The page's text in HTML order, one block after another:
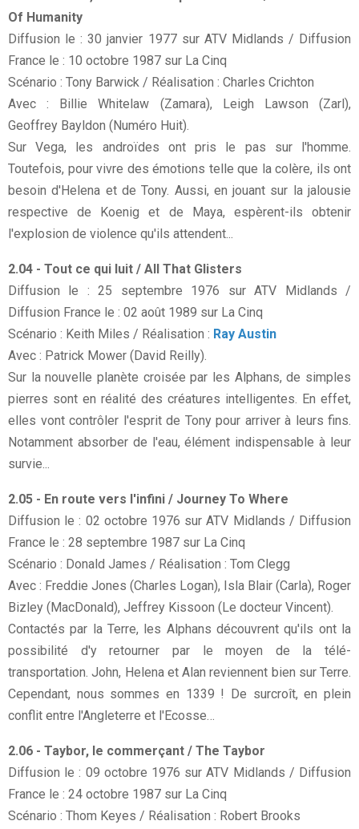
Of Humanity
Diffusion le : 30 janvier 1977 sur ATV Midlands / Diffusion
France le : 10 octobre 1987 sur La Cinq
Scénario : Tony Barwick / Réalisation : Charles Crichton
Avec : Billie Whitelaw (Zamara), Leigh Lawson (Zarl),
Geoffrey Bayldon (Numéro Huit).
Sur Vega, les androïdes ont pris le pas sur l'homme.
Toutefois, pour vivre des émotions telle que la colère, ils ont
besoin d'Helena et de Tony. Aussi, en jouant sur la jalousie
respective de Koenig et de Maya, espèrent-ils obtenir
l'explosion de violence qu'ils attendent...
2.04 - Tout ce qui luit / All That Glisters
Diffusion le : 25 septembre 1976 sur ATV Midlands /
Diffusion France le : 02 août 1989 sur La Cinq
Scénario : Keith Miles / Réalisation : Ray Austin
Avec : Patrick Mower (David Reilly).
Sur la nouvelle planète croisée par les Alphans, de simples
pierres sont en réalité des créatures intelligentes. En effet,
elles vont contrôler l'esprit de Tony pour arriver à leurs fins.
Notamment absorber de l'eau, élément indispensable à leur
survie...
2.05 - En route vers l'infini / Journey To Where
Diffusion le : 02 octobre 1976 sur ATV Midlands / Diffusion
France le : 28 septembre 1987 sur La Cinq
Scénario : Donald James / Réalisation : Tom Clegg
Avec : Freddie Jones (Charles Logan), Isla Blair (Carla), Roger
Bizley (MacDonald), Jeffrey Kissoon (Le docteur Vincent).
Contactés par la Terre, les Alphans découvrent qu'ils ont la
possibilité d'y retourner par le moyen de la télé-
transportation. John, Helena et Alan reviennent bien sur Terre.
Cependant, nous sommes en 1339 ! De surcroît, en plein
conflit entre l'Angleterre et l'Ecosse…
2.06 - Taybor, le commerçant / The Taybor
Diffusion le : 09 octobre 1976 sur ATV Midlands / Diffusion
France le : 24 octobre 1987 sur La Cinq
Scénario : Thom Keyes / Réalisation : Robert Brooks